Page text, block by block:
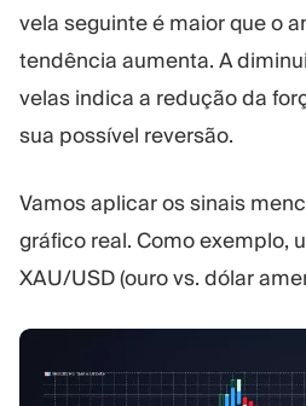
vela seguinte é maior que o
tendência aumenta. A
velas indica a redução da
sua possível reversão.
Vamos aplicar os sinais
gráfico real. Como exemplo,
XAU/USD (ouro vs. dólar